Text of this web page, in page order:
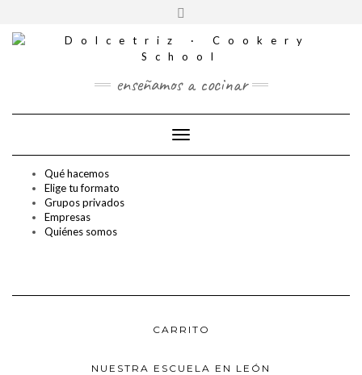
contenido
CONTACTO
SOCIALEScabecera
enseñamos a cocinar
Cambiar modo de navegación
Qué hacemos
Elige tu formato
Grupos privados
Empresas
Quiénes somos
CARRITO
NUESTRA ESCUELA EN LEÓN